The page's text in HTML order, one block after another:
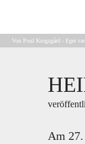
content
Von Poul Krogsgård - Eget
Am